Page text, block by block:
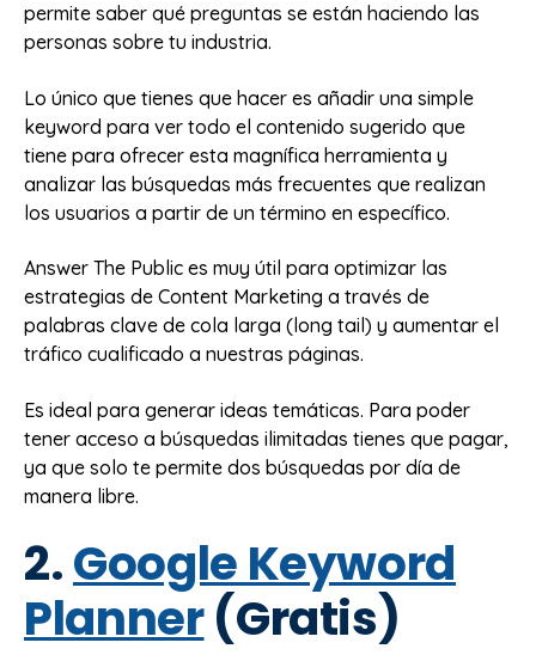
permite saber qué preguntas se están haciendo las
personas sobre tu industria.
Lo único que tienes que hacer es añadir una simple
keyword para ver todo el contenido sugerido que
tiene para ofrecer esta magnífica herramienta y
analizar las búsquedas más frecuentes que realizan
los usuarios a partir de un término en específico.
Answer The Public es muy útil para optimizar las
estrategias de Content Marketing a través de
palabras clave de cola larga (long tail) y aumentar el
tráfico cualificado a nuestras páginas.
Es ideal para generar ideas temáticas. Para poder
tener acceso a búsquedas ilimitadas tienes que pagar,
ya que solo te permite dos búsquedas por día de
manera libre.
2.Google Keyword
Planner(Gratis)